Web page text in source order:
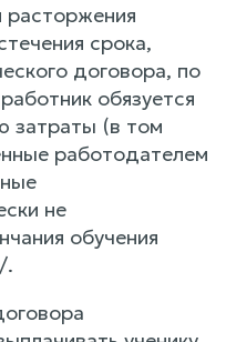
расторжения
срока,
договора, по
обязуется
затраты (в том
работодателем
не
обучения
.